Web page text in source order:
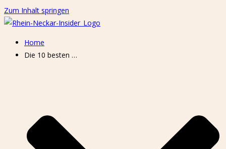
Zum Inhalt springen
Home
Die 10 besten …